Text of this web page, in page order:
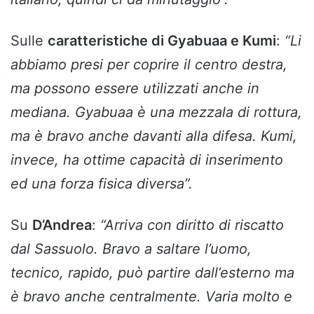
Sulle caratteristiche di Gyabuaa e Kumi: “Li
abbiamo presi per coprire il centro destra,
ma possono essere utilizzati anche in
mediana. Gyabuaa è una mezzala di rottura,
ma è bravo anche davanti alla difesa. Kumi,
invece, ha ottime capacità di inserimento
ed una forza fisica diversa”.
Su D’Andrea: “Arriva con diritto di riscatto
dal Sassuolo. Bravo a saltare l’uomo,
tecnico, rapido, può partire dall’esterno ma
è bravo anche centralmente. Varia molto e